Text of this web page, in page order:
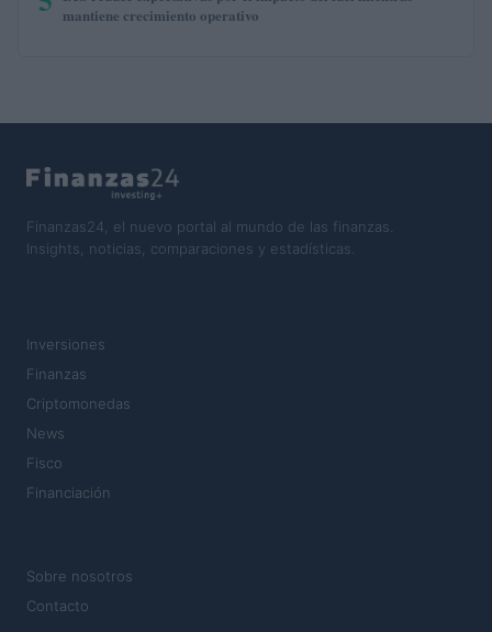
mantiene crecimiento operativo
Finanzas24, el nuevo portal al mundo de las finanzas.
Insights, noticias, comparaciones y estadísticas.
Inversiones
Finanzas
Criptomonedas
News
Fisco
Financiación
Sobre nosotros
Contacto